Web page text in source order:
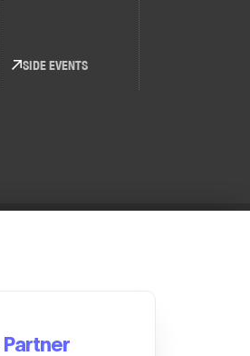
Partner
SIDE EVENTS